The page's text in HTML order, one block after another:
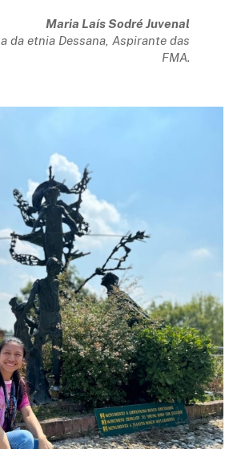
Maria Laís Sodré Juvenal
da etnia Dessana, Aspirante das
FMA.